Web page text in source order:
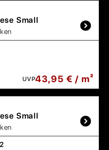
Small
UVP43,95 € / m²
Small